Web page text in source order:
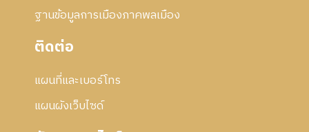
ฐานข้อมูลการเมืองภาคพลเมือง
ติดต่อ
แผนที่และเบอร์โทร
แผนผังเว็บไซด์